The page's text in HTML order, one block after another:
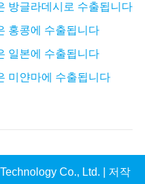
방글라데시로 수출됩니다
홍콩에 수출됩니다
일본에 수출됩니다
미얀마에 수출됩니다
Co., Ltd. | 저작